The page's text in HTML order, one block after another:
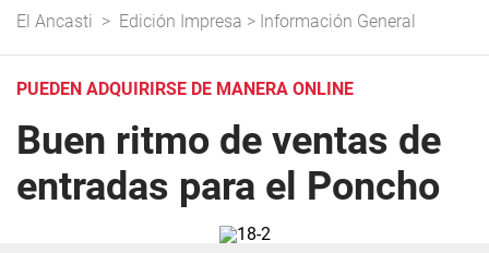
El Ancasti > Edición Impresa > Información General
PUEDEN ADQUIRIRSE DE MANERA ONLINE
Buen ritmo de ventas de
entradas para el Poncho